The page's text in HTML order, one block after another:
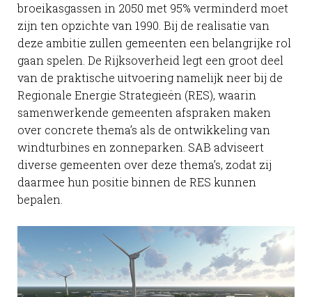
broeikasgassen in 2050 met 95% verminderd moet
zijn ten opzichte van 1990. Bij de realisatie van
deze ambitie zullen gemeenten een belangrijke rol
gaan spelen. De Rijksoverheid legt een groot deel
van de praktische uitvoering namelijk neer bij de
Regionale Energie Strategieën (RES), waarin
samenwerkende gemeenten afspraken maken
over concrete thema’s als de ontwikkeling van
windturbines en zonneparken. SAB adviseert
diverse gemeenten over deze thema’s, zodat zij
daarmee hun positie binnen de RES kunnen
bepalen.